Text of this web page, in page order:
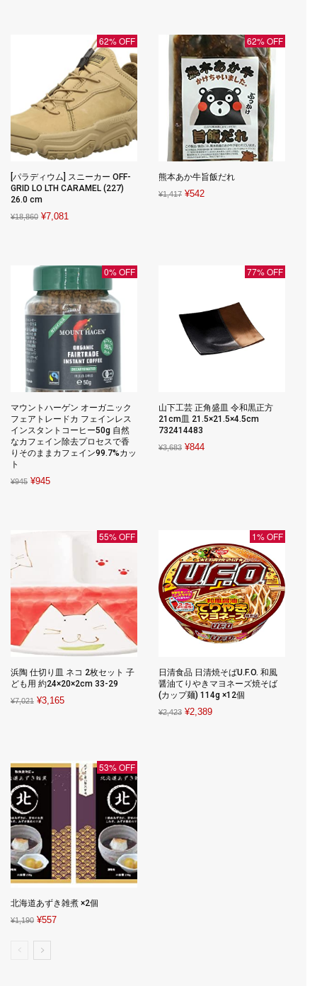
62% OFF
[パラディウム] スニーカー OFF-
GRID LO LTH CARAMEL (227)
26.0 cm
¥18,860 Original
¥7,081
62% OFF
熊本あか牛旨飯だれ
¥1,417 Original
¥542Current
0% OFF
マウントハーゲン オーガニック
フェアトレードカ フェインレス
インスタントコーヒー50g 自然
なカフェイン除去プロセスで香
りそのままカフェイン99.7%カッ
ト
¥945 Original
¥945Current
77% OFF
山下工芸 正角盛皿 令和黒正方
21cm皿 21.5×21.5×4.5cm
732414483
¥3,683 Original
¥844Current
55% OFF
浜陶 仕切り皿 ネコ 2枚セット 子
ども用 約24×20×2cm 33-29
¥7,021 Original
¥3,165Current
1% OFF
日清食品 日清焼そばU.F.O. 和風
醤油てりやきマヨネーズ焼そば
(カップ麺) 114g ×12個
¥2,423 Original
¥2,389Current
53% OFF
北海道あずき雑煮 ×2個
¥1,190 Original
was:
¥557Current